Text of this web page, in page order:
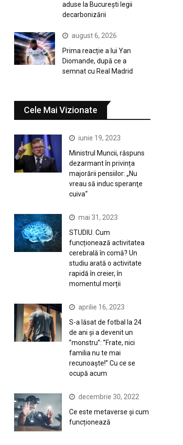
aduse la București legii
decarbonizării
august 6, 2026
Prima reacție a lui Yan
Diomande, după ce a
semnat cu Real Madrid
Cele Mai Vizionate
iunie 19, 2023
Ministrul Muncii, răspuns
dezarmant în privința
majorării pensiilor: „Nu
vreau să induc speranţe
cuiva“
mai 31, 2023
STUDIU. Cum
funcționează activitatea
cerebrală în comă? Un
studiu arată o activitate
rapidă în creier, în
momentul morții
aprilie 16, 2023
S-a lăsat de fotbal la 24
de ani și a devenit un
”monstru”: ”Frate, nici
familia nu te mai
recunoaște!” Cu ce se
ocupă acum
decembrie 30, 2022
Ce este metaverse și cum
funcționează